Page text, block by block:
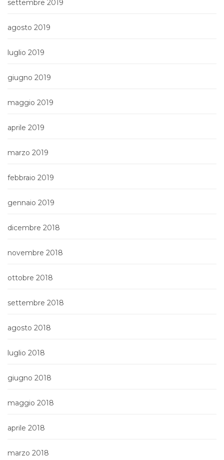
settembre 2019
agosto 2019
luglio 2019
giugno 2019
maggio 2019
aprile 2019
marzo 2019
febbraio 2019
gennaio 2019
dicembre 2018
novembre 2018
ottobre 2018
settembre 2018
agosto 2018
luglio 2018
giugno 2018
maggio 2018
aprile 2018
marzo 2018